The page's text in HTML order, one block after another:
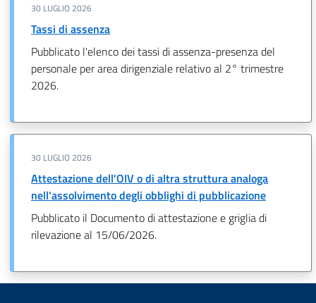
30 LUGLIO 2026
Tassi di assenza
Pubblicato l'elenco dei tassi di assenza-presenza del
personale per area dirigenziale relativo al 2° trimestre
2026.
30 LUGLIO 2026
Attestazione dell'OIV o di altra struttura analoga
nell'assolvimento degli obblighi di pubblicazione
Pubblicato il Documento di attestazione e griglia di
rilevazione al 15/06/2026.